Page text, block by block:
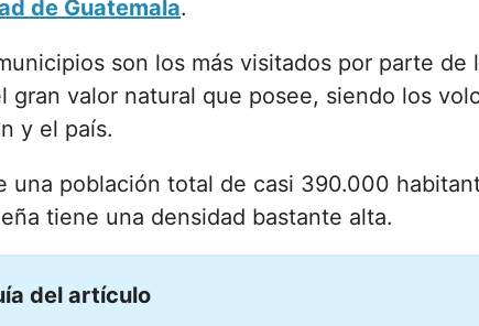
de Guatemala.
son los más visitados por parte
gran valor natural que posee, siendo los
y el país.
una población total de casi 390.000
tiene una densidad bastante alta.
del artículo